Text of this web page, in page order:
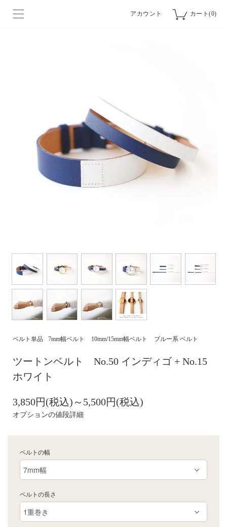
アカウント カート(0)
ベルト単品 7mm幅ベルト 10mm/15mm幅ベルト ブルー系 ベルト
ツートンベルト No.50 インディゴ + No.15
ホワイト
3,850円(税込)～5,500円(税込)
オプションの値段詳細
ベルトの幅
ベルトの長さ